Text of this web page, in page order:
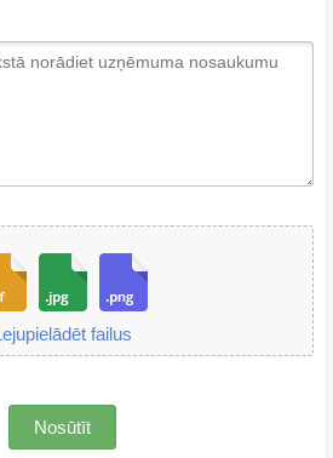
failus
Nosūtīt